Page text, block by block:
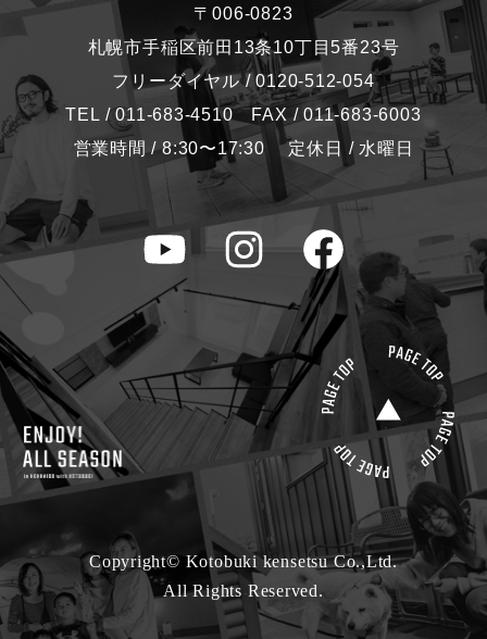
〒006-0823
札幌市手稲区前田13条10丁目5番23号
フリーダイヤル / 0120-512-054
TEL / 011-683-4510 FAX / 011-683-6003
営業時間 / 8:30〜17:30 定休日 / 水曜日
Copyright© Kotobuki kensetsu Co.,Ltd.
All Rights Reserved.